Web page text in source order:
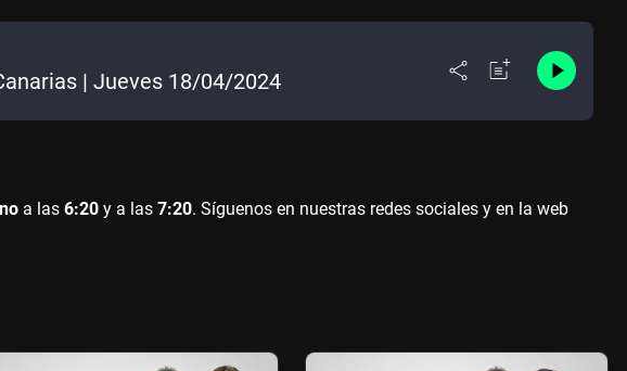
| Jueves 18/04/2024
a las 6:20 y a las 7:20. Síguenos en nuestras redes sociales y en la web